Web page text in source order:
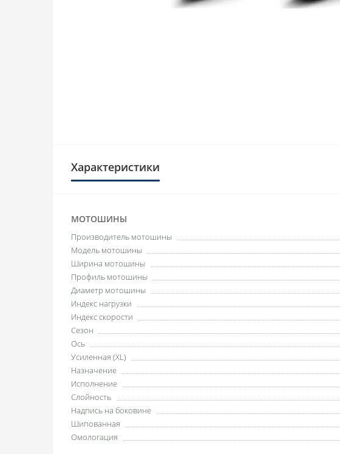
Характеристики
МОТОШИНЫ
Производитель мотошины
Модель мотошины
Ширина мотошины
Профиль мотошины
Диаметр мотошины
Индекс нагрузки
Индекс скорости
Сезон
Ось
Усиленная (XL)
Назначение
Исполнение
Слойность
Надпись на боковине
Шипованная
Омологация